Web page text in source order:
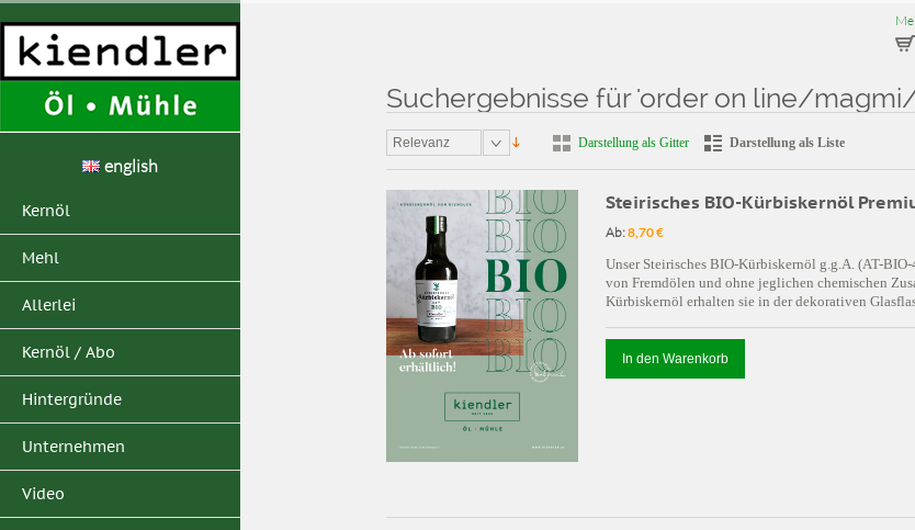
english
Kernöl
Mehl
Allerlei
Kernöl / Abo
Hintergründe
Unternehmen
Video
Suchergebnisse für 'order on line/
Home>Suchergebnisse für: 'order on line/magmi/web/magmi.php" and "x"="x'
Relevanz Darstellung als Gitter Darstellung als Liste
Steirisches BIO-Kürbiskernöl
Ab:8,70 €
Unser Steirisches BIO-Kürbiskernöl g.g.A. (AT-
von Fremdölen und ohne jeglichen chemischen
Kürbiskernöl erhalten sie in der dekorativen
In den Warenkorb